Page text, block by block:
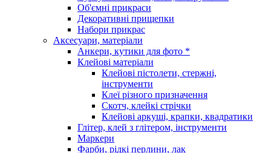
Об'ємні прикраси
Декоративні прищепки
Набори прикрас
Аксесуари, матеріали
Анкери, кутики для фото *
Клейові матеріали
Клейові пістолети, стержні,
інструменти
Клеї різного призначення
Скотч, клейкі стрічки
Клейові аркуші, крапки, квадратики
Глітер, клей з глітером, інструменти
Маркери
Фарби, рідкі перлини, лак